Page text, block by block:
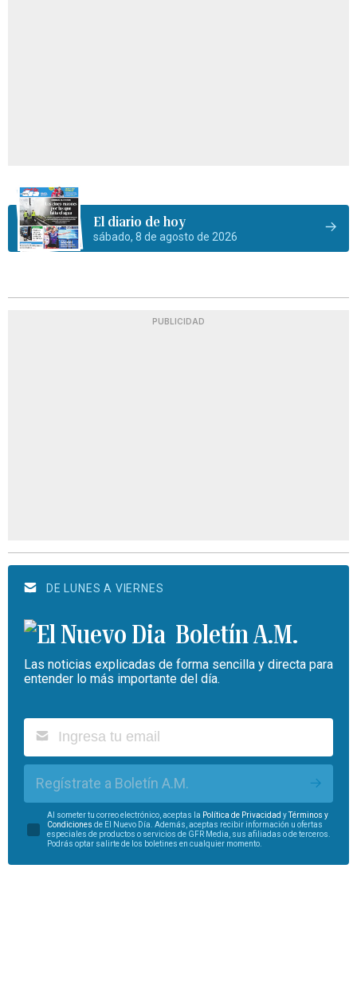
El diario de hoy
sábado, 8 de agosto de 2026
PUBLICIDAD
DE LUNES A VIERNES
Boletín A.M.
Las noticias explicadas de forma sencilla y directa para
entender lo más importante del día.
Regístrate a Boletín A.M.
Al someter tu correo electrónico, aceptas la Política de Privacidad yTérminos y
Condiciones de El Nuevo Día. Además, aceptas recibir información u ofertas
especiales de productos o servicios de GFR Media, sus afiliadas o de terceros.
Podrás optar salirte de los boletines en cualquier momento.